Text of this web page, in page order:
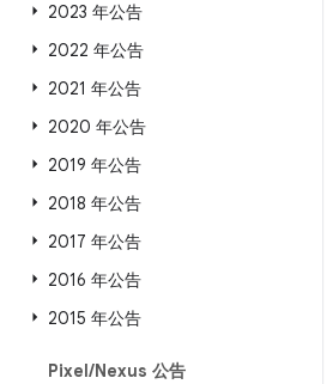
2023 年公告
2022 年公告
2021 年公告
2020 年公告
2019 年公告
2018 年公告
2017 年公告
2016 年公告
2015 年公告
Pixel/Nexus 公告